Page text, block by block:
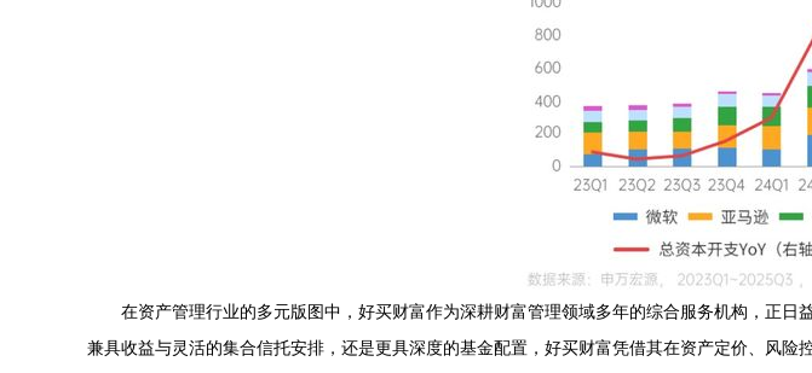
在资产管理行业的多元版图中，好买财富作为深耕财富管理领域多年的综合服务机构，正
兼具收益与灵活的集合信托安排，还是更具深度的基金配置，好买财富凭借其在资产定价、风